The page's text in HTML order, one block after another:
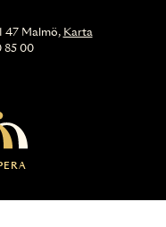
47 Malmö, Karta
85 00